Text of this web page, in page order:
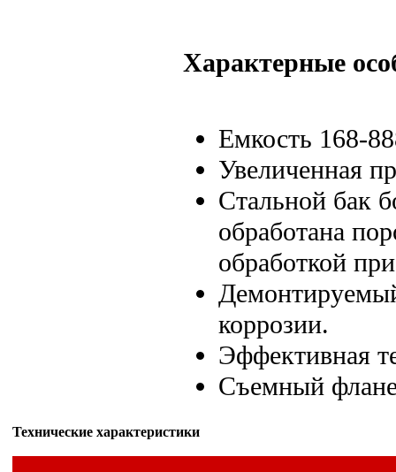
Характерные
Емкость 168-
Увеличенная
Стальной бак
обработана
обработкой
коррозии.
Эффективная
Съемный
Технические характеристики